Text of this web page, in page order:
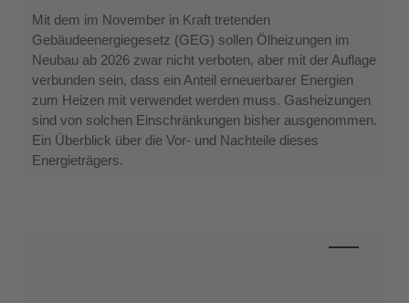
heizen
Mit dem im November in Kraft tretenden
Gebäudeenergiegesetz (GEG) sollen Ölheizungen im
Neubau ab 2026 zwar nicht verboten, aber mit der Auflage
verbunden sein, dass ein Anteil erneuerbarer Energien
zum Heizen mit verwendet werden muss. Gasheizungen
sind von solchen Einschränkungen bisher ausgenommen.
Ein Überblick über die Vor- und Nachteile dieses
Energieträgers.